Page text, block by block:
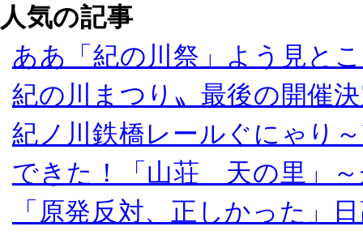
人気の記事
ああ「紀の川祭」よう見と
紀の川まつり〟最後の開催
紀ノ川鉄橋レールぐにゃり
できた！「山荘 天の里」～
「原発反対、正しかった」